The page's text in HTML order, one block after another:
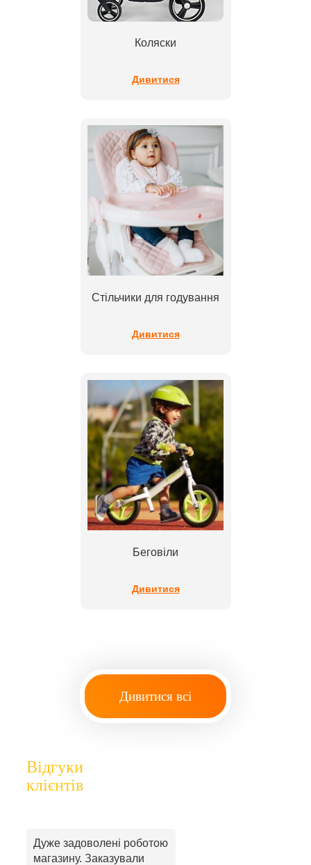
Коляски
Дивитися
Стільчики для годування
Дивитися
Беговіли
Дивитися
Дивитися всі
Відгуки
клієнтів
Дуже задоволені роботою
магазину. Заказували